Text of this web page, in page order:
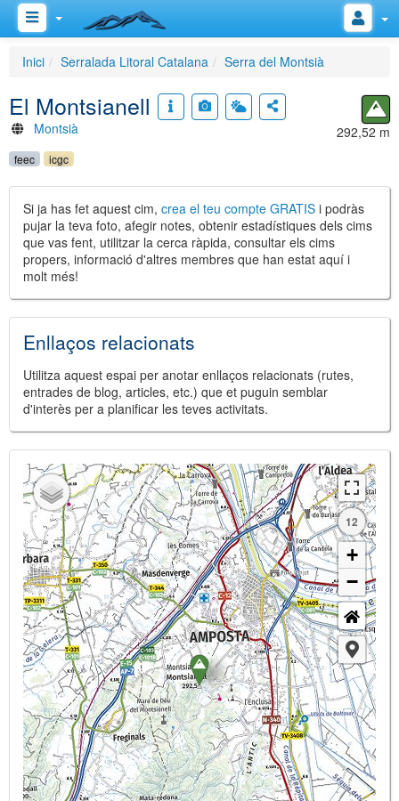
Inici Serralada Litoral Catalana Serra del Montsià
El Montsianell
Montsià 292,52 m
feec icgc
Si ja has fet aquest cim, crea el teu compte GRATIS i podràs
pujar la teva foto, afegir notes, obtenir estadístiques dels cims
que vas fent, utilitzar la cerca ràpida, consultar els cims
propers, informació d'altres membres que han estat aquí i
molt més!
Enllaços relacionats
Utilitza aquest espai per anotar enllaços relacionats (rutes,
entrades de blog, articles, etc.) que et puguin semblar
d'interès per a planificar les teves activitats.
12
+
−